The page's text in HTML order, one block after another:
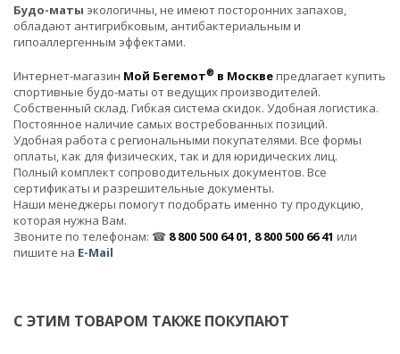
Будо-маты экологичны, не имеют посторонних запахов,
обладают антигрибковым, антибактериальным и
гипоаллергенным эффектами.
Интернет-магазин Мой Бегемот® в Москвепредлагает купить
спортивные будо-маты от ведущих производителей.
Собственный склад. Гибкая система скидок. Удобная логистика.
Постоянное наличие самых востребованных позиций.
Удобная работа с региональными покупателями. Все формы
оплаты, как для физических, так и для юридических лиц.
Полный комплект сопроводительных документов. Все
сертификаты и разрешительные документы.
Наши менеджеры помогут подобрать именно ту продукцию,
которая нужна Вам.
Звоните по телефонам: ☎ 8 800 500 64 01, 8 800 500 66 41 или
пишите на E-Mail
С ЭТИМ ТОВАРОМ ТАКЖЕ ПОКУПАЮТ